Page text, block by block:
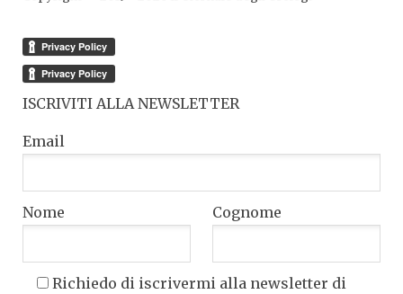
ISCRIVITI ALLA NEWSLETTER
Email
Nome Cognome
Richiedo di iscrivermi alla newsletter di